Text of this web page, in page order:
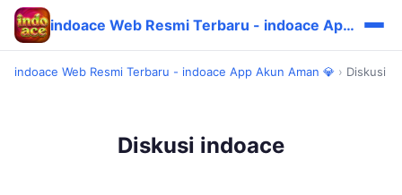
indoace Web Resmi Terbaru - indoace App Akun Aman 💎
indoace Web Resmi Terbaru - indoace App Akun Aman 💎 › Diskusi
Diskusi indoace